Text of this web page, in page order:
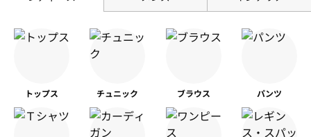
トップス チュニック ブラウス パンツ